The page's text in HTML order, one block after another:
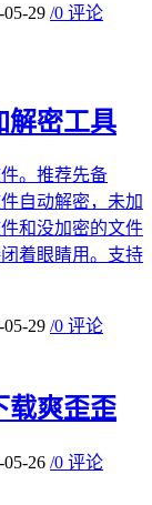
05-29 /0 评论
解密工具
。推荐先备
自动解密，未加
和没加密的文件
着眼睛用。支持
05-29 /0 评论
载爽歪歪
05-26 /0 评论